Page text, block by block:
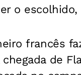
o
francês
de